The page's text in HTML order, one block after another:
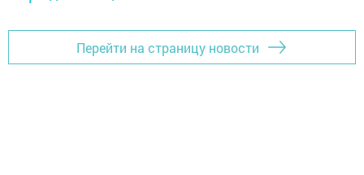
Перейти на страницу новости